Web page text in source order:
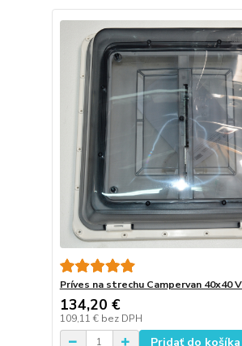
Príves na strechu Campervan 40x40
134,20 €
109,11 € bez DPH
Pridať do košíka